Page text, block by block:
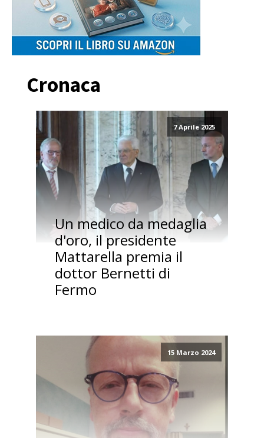
Cronaca
7 Aprile 2025
Un medico da medaglia
d'oro, il presidente
Mattarella premia il
dottor Bernetti di
Fermo
15 Marzo 2024